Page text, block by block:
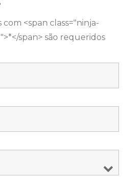
<span class="ninja-
span> são requeridos